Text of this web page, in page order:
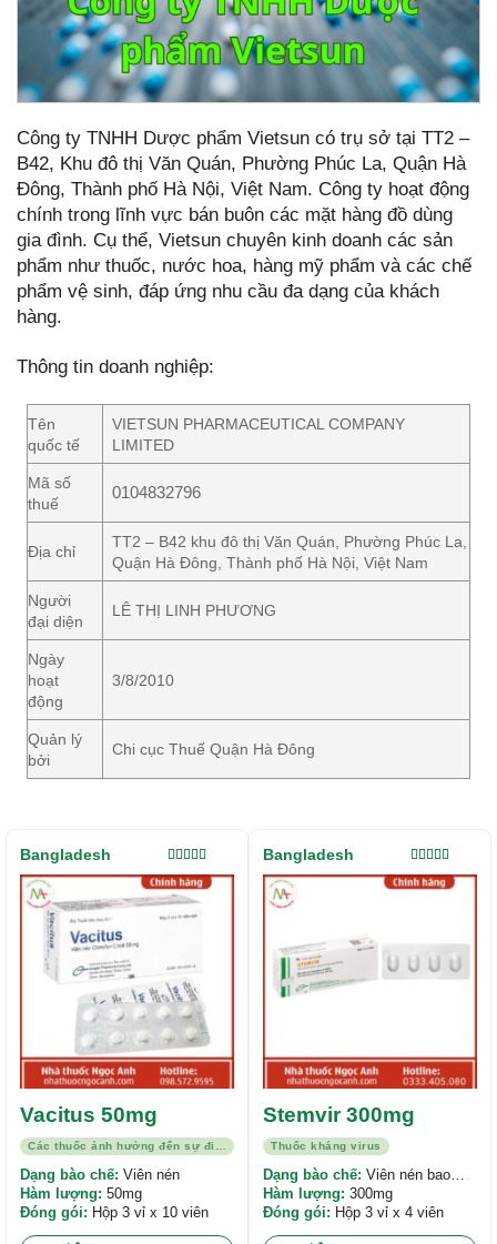
Công ty TNHH Dược phẩm Vietsun có trụ sở tại TT2 –
B42, Khu đô thị Văn Quán, Phường Phúc La, Quận Hà
Đông, Thành phố Hà Nội, Việt Nam. Công ty hoạt động
chính trong lĩnh vực bán buôn các mặt hàng đồ dùng
gia đình. Cụ thể, Vietsun chuyên kinh doanh các sản
phẩm như thuốc, nước hoa, hàng mỹ phẩm và các chế
phẩm vệ sinh, đáp ứng nhu cầu đa dạng của khách
hàng.
Thông tin doanh nghiệp:
Tên
quốc tế
VIETSUN PHARMACEUTICAL COMPANY
LIMITED
Mã số
thuế
0104832796
Địa chỉ
TT2 – B42 khu đô thị Văn Quán, Phường Phúc La,
Quận Hà Đông, Thành phố Hà Nội, Việt Nam
Người
đại diện
LÊ THỊ LINH PHƯƠNG
Ngày
hoạt
động
3/8/2010
Quản lý
bởi
Chi cục Thuế Quận Hà Đông
Vacitus 50mg
Được xếp
hạng5.00
sao
Dạng bào chế: Viên nén
Hàm lượng: 50mg
Đóng gói: Hộp 3 vỉ x 10 viên
Bangladesh
Thuốc kháng virus
Stemvir 300mg
Được xếp
hạng5.00
Dạng bào chế: Viên nén bao
phim
Hàm lượng: 300mg
Đóng gói: Hộp 3 vỉ x 4 viên
Bangladesh